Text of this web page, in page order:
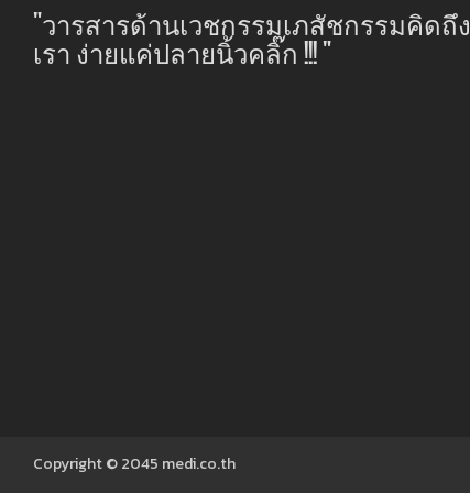
"วารสารด้านเวชกรรมเภสัชกรรมคิดถึง
เรา ง่ายแค่ปลายนิ้วคลิ๊ก !!! "
Copyright © 2045 medi.co.th